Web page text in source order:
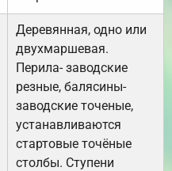
Деревянная, одно или
двухмаршевая.
Перила- заводские
резные, балясины-
заводские точеные,
устанавливаются
стартовые точёные
столбы. Ступени